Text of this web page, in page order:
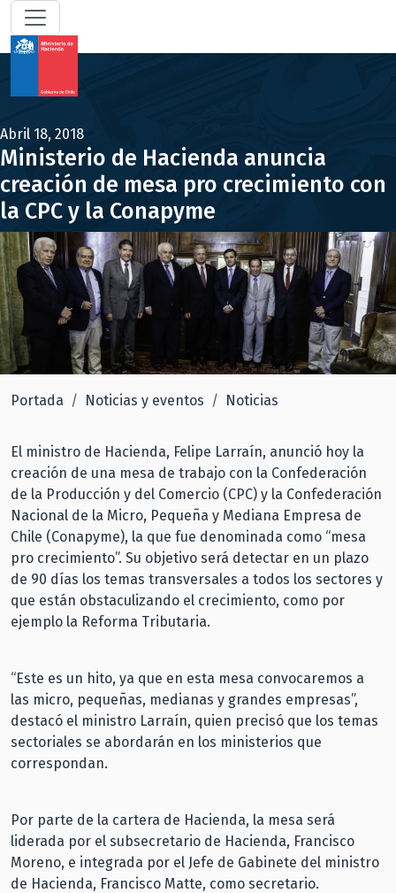
Abril 18, 2018
Ministerio de Hacienda anuncia
creación de mesa pro crecimiento con
la CPC y la Conapyme
Portada Noticias y eventos Noticias
El ministro de Hacienda, Felipe Larraín, anunció hoy la
creación de una mesa de trabajo con la Confederación
de la Producción y del Comercio (CPC) y la Confederación
Nacional de la Micro, Pequeña y Mediana Empresa de
Chile (Conapyme), la que fue denominada como “mesa
pro crecimiento”. Su objetivo será detectar en un plazo
de 90 días los temas transversales a todos los sectores y
que están obstaculizando el crecimiento, como por
ejemplo la Reforma Tributaria.
“Este es un hito, ya que en esta mesa convocaremos a
las micro, pequeñas, medianas y grandes empresas”,
destacó el ministro Larraín, quien precisó que los temas
sectoriales se abordarán en los ministerios que
correspondan.
Por parte de la cartera de Hacienda, la mesa será
liderada por el subsecretario de Hacienda, Francisco
Moreno, e integrada por el Jefe de Gabinete del ministro
de Hacienda, Francisco Matte, como secretario.